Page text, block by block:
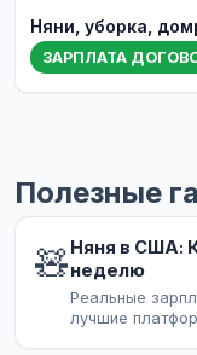
Няни, уборка,
ЗАРПЛАТА
Полезные
🧸Няня в США:
неделю
Реальные
лучшие